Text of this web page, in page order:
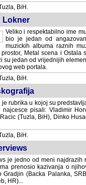
BiH.
Lokner
Veliko i respektabilno ime
bio je jedan od
albuma raznih muzickih
scena i Ostala scena.
elemenata ovog
BiH.
je rubrika u kojoj su
pisali: Vladimir
BiH), Dinko Husadzic
BiH.
je jedno od meni
prenosio kazivanja o
(Backa Palanka,
HR)...